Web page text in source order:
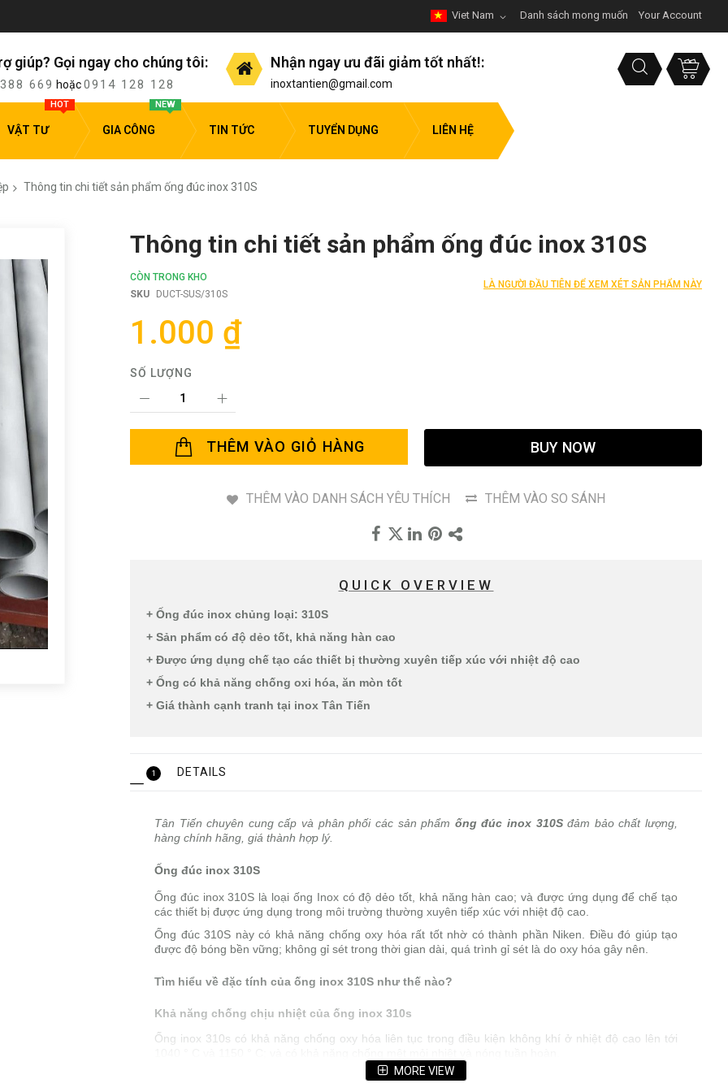
Danh sách mong muốn Your Account
Viet Nam
giúp? Gọi ngay cho chúng tôi:
669 hoặc0914 128 128
Nhận ngay ưu đãi giảm tốt nhất!:
inoxtantien@gmail.com
VẬT TƯ
HOT
GIA CÔNG
NEW
TIN TỨC TUYỂN DỤNG LIÊN HỆ
Thông tin chi tiết sản phẩm ống đúc inox 310S
Thông tin chi tiết sản phẩm ống đúc inox 310S
CÒN TRONG KHO
SKU
DUCT-SUS/310S
LÀ NGƯỜI ĐẦU TIÊN ĐỂ XEM XÉT SẢN PHẨM NÀY
1.000 ₫
SỐ LƯỢNG
THÊM VÀO GIỎ HÀNG BUY NOW
THÊM VÀO DANH SÁCH YÊU THÍCH THÊM VÀO SO SÁNH
QUICK OVERVIEW
+ Ống đúc inox chủng loại: 310S
+ Sản phẩm có độ dẻo tốt, khả năng hàn cao
+ Được ứng dụng chế tạo các thiết bị thường xuyên tiếp xúc với nhiệt độ cao
+ Ống có khả năng chống oxi hóa, ăn mòn tốt
+ Giá thành cạnh tranh tại inox Tân Tiến
1 DETAILS
Tân Tiến chuyên cung cấp và phân phối các sản phẩm ống đúc inox 310Sđảm bảo chất lượng,
hàng chính hãng, giá thành hợp lý.
Ống đúc inox 310S
Ống đúc inox 310S là loại ống Inox có độ dẻo tốt, khả năng hàn cao; và được ứng dụng để chế tạo
các thiết bị được ứng dụng trong môi trường thường xuyên tiếp xúc với nhiệt độ cao.
Ống đúc 310S này có khả năng chống oxy hóa rất tốt nhờ có thành phần Niken. Điều đó giúp tạo
được độ bóng bền vững; không gỉ sét trong thời gian dài, quá trình gỉ sét là do oxy hóa gây nên.
Tìm hiểu về đặc tính của ống inox 310S như thế nào?
Khả năng chống chịu nhiệt của ống inox 310s
Ống inox 310s có khả năng chống oxy hóa liên tục trong điều kiện không khí ở nhiệt độ cao lên tới
Độ kháng ăn mòn của ống inox 310s rất cao
MORE VIEW